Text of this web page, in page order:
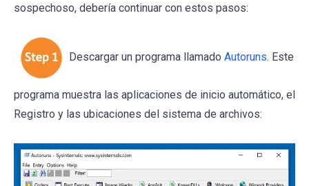
sospechoso, debería continuar con estos pasos:
Descargar un programa llamado Autoruns. Este
programa muestra las aplicaciones de inicio automático, el
Registro y las ubicaciones del sistema de archivos: